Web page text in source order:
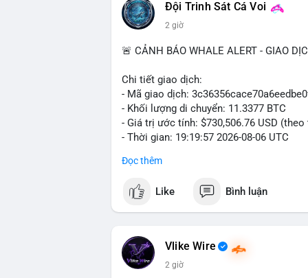
Lời khuyên quản trị vốn: Khối lượng lệnh
sau khi vào lệnh để bảo vệ tài khoản
#shortavax #avax6450 #bearishavax
Đội Trinh Sát Cá Voi
2 giờ
🚨 CẢNH BÁO WHALE ALERT - GIAO
Chi tiết giao dịch:
- Mã giao dịch:
- Khối lượng di chuyển: 11.3377 BTC
- Giá trị ước tính: $730,506.76 USD (theo
- Thời gian: 19:19:57 2026-08-06 UTC
Giao dịch 11.3377 BTC trị giá hơn 730
phải dòng tiền tổ chức khổng lồ. Hành
phản ánh hai kịch bản: hoặc cá voi
chuyển này không tạo áp lực bán đáng
thấy dòng tiền lớn vẫn đang vận động
Đọc thêm
Like Bình luận
Vlike Wire
2 giờ